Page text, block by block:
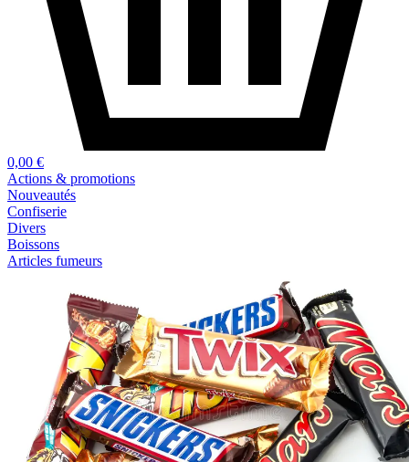
0,00 €
Actions & promotions
Nouveautés
Confiserie
Divers
Boissons
Articles fumeurs